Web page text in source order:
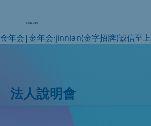
金年会|金年会·jinnian(金字招牌)诚信至上
法人說明會